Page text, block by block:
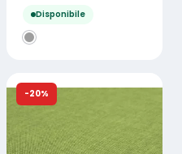
Disponibile
-20%